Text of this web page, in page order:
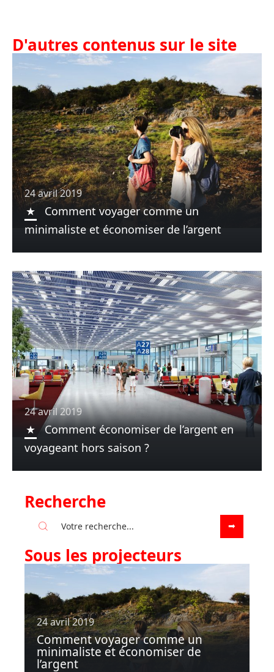
D'autres contenus sur le site
24 avril 2019
Comment voyager comme un
minimaliste et économiser de l’argent
24 avril 2019
Comment économiser de l’argent en
voyageant hors saison ?
Recherche
Sous les projecteurs
24 avril 2019
Comment voyager comme un
minimaliste et économiser de
l’argent